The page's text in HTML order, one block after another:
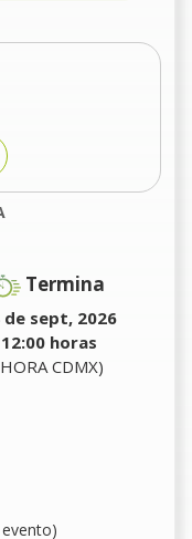
Termina
de sept, 2026
12:00 horas
CDMX)